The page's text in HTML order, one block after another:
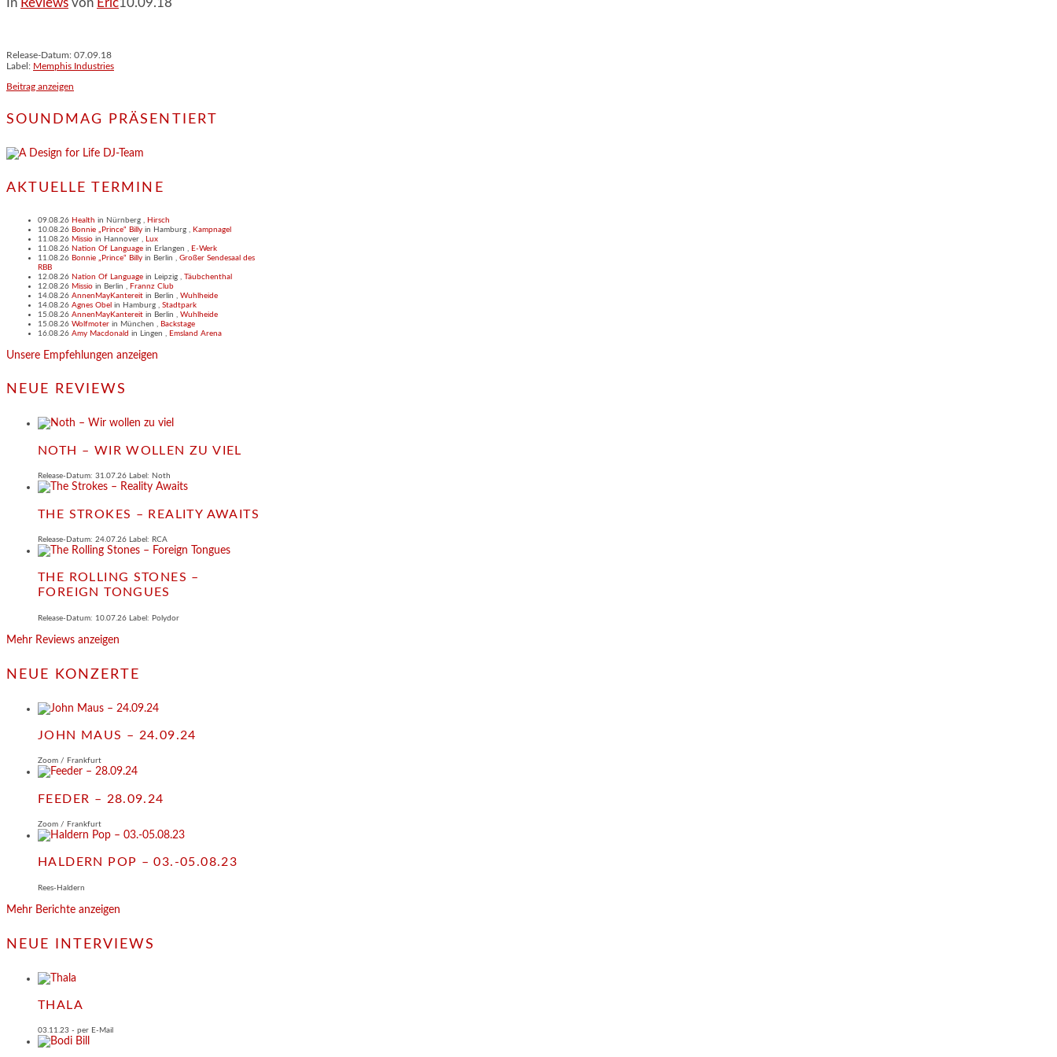
Release-Datum: 07.09.18
Label: Memphis Industries
Beitrag anzeigen
SOUNDMAG PRÄSENTIERT
AKTUELLE TERMINE
09.08.26 Health in Nürnberg
Hirsch
10.08.26 Bonnie „Prince“ Billy in Hamburg
Kampnagel
11.08.26 Missio in Hannover
Lux
11.08.26 Nation Of Language in Erlangen
E-Werk
11.08.26 Bonnie „Prince“ Billy in Berlin
Großer Sendesaal des
RBB
12.08.26 Nation Of Language in Leipzig
Täubchenthal
12.08.26 Missio in Berlin
Frannz Club
14.08.26 AnnenMayKantereit in Berlin
Wuhlheide
14.08.26 Agnes Obel in Hamburg
Stadtpark
15.08.26 AnnenMayKantereit in Berlin
Wuhlheide
15.08.26 Wolfmoter in München
Backstage
16.08.26 Amy Macdonald in Lingen Emsland Arena
Unsere Empfehlungen anzeigen
NEUE REVIEWS
NOTH – WIR WOLLEN ZU VIEL
Release-Datum: 31.07.26 Label: Noth
THE STROKES – REALITY AWAITS
Release-Datum: 24.07.26 Label: RCA
THE ROLLING STONES –
FOREIGN TONGUES
Release-Datum: 10.07.26 Label: Polydor
Mehr Reviews anzeigen
NEUE KONZERTE
JOHN MAUS – 24.09.24
Zoom / Frankfurt
FEEDER – 28.09.24
Zoom / Frankfurt
HALDERN POP – 03.-05.08.23
Rees-Haldern
Mehr Berichte anzeigen
NEUE INTERVIEWS
THALA
03.11.23 - per E-Mail